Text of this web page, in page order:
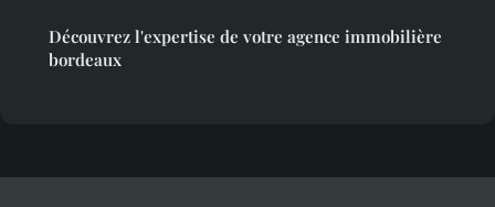
Découvrez l'expertise de votre agence immobilière
bordeaux